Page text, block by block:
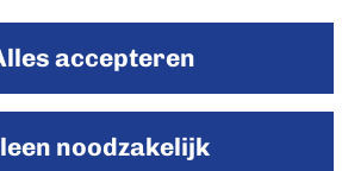
accepteren
noodzakelijk
De Efteling
Breda
Oosterhout